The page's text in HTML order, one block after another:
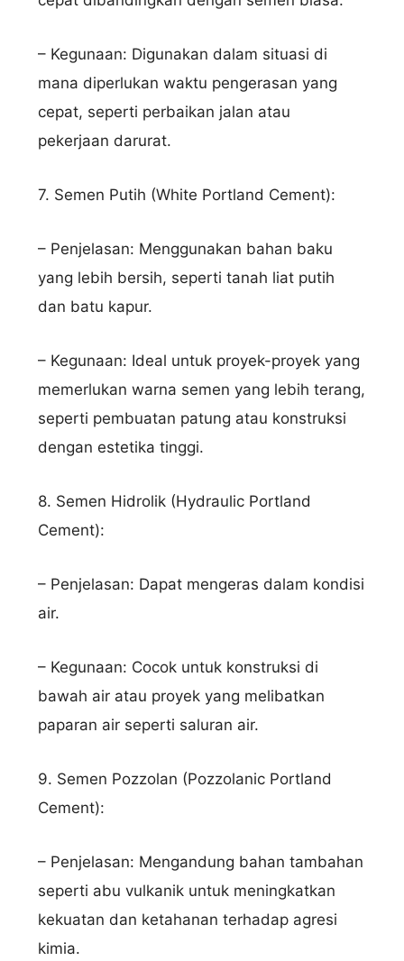
– Kegunaan: Digunakan dalam situasi di
mana diperlukan waktu pengerasan yang
cepat, seperti perbaikan jalan atau
pekerjaan darurat.
7. Semen Putih (White Portland Cement):
– Penjelasan: Menggunakan bahan baku
yang lebih bersih, seperti tanah liat putih
dan batu kapur.
– Kegunaan: Ideal untuk proyek-proyek yang
memerlukan warna semen yang lebih terang,
seperti pembuatan patung atau konstruksi
dengan estetika tinggi.
8. Semen Hidrolik (Hydraulic Portland
Cement):
– Penjelasan: Dapat mengeras dalam kondisi
air.
– Kegunaan: Cocok untuk konstruksi di
bawah air atau proyek yang melibatkan
paparan air seperti saluran air.
9. Semen Pozzolan (Pozzolanic Portland
Cement):
– Penjelasan: Mengandung bahan tambahan
seperti abu vulkanik untuk meningkatkan
kekuatan dan ketahanan terhadap agresi
kimia.
Hubungi via WhatsApp